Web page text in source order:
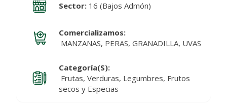
Sector:16 (Bajos Admón)
Comercializamos:
MANZANAS, PERAS, GRANADILLA, UVAS
Categoría(s):
Frutas, Verduras, Legumbres, Frutos
secos y Especias